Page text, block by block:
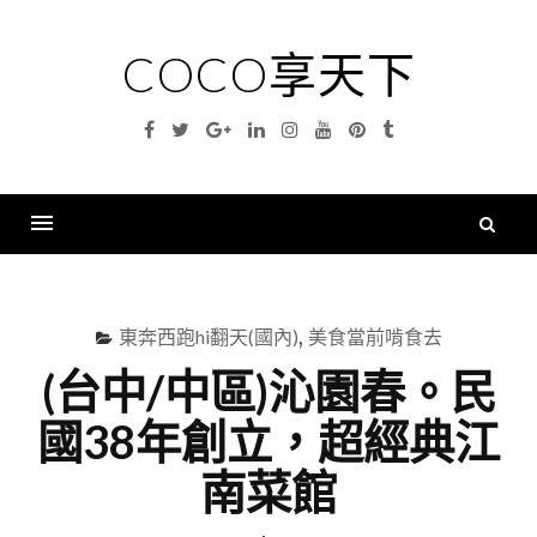
COCO享天下
Facebook
TwitterGoogleLinkedinInstagramYouTubePinterest
Tumblr
東奔西跑hi翻天(國內), 美食當前啃食去
(台中/中區)沁園春。民
國38年創立，超經典江
南菜館